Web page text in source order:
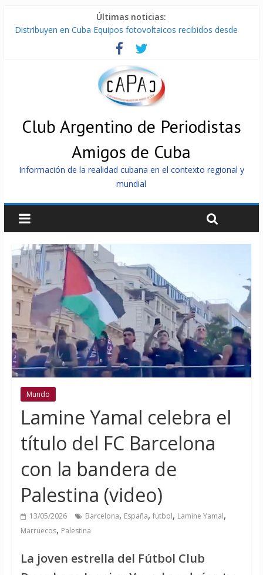
Últimas noticias:
Distribuyen en Cuba Equipos fotovoltaicos recibidos desde
La ONU condena medidas de EE.UU contra Cuba
Cuba alerta sobre doctrina militar de dominación de EEUU
Nuevas sanciones de EEUU contra Cuba apuntan a la
cooperación militar con Rusia y China
Brutal represión contra los que marchan para que no se
venda la patria
Club Argentino de Periodistas
Amigos de Cuba
Información de la realidad cubana en el contexto regional y
mundial
Mundo
Lamine Yamal celebra el
título del FC Barcelona
con la bandera de
Palestina (video)
13/05/2026 Barcelona, España, fútbol, Lamine Yamal,
Marruecos, Palestina
La joven estrella del Fútbol Club